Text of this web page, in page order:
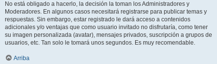
No está obligado a hacerlo, la decisión la toman los Administradores y
Moderadores. En algunos casos necesitará registrarse para publicar temas y
respuestas. Sin embargo, estar registrado le dará acceso a contenidos
adicionales y/o ventajas que como usuario invitado no disfrutaría, como tener
su imagen personalizada (avatar), mensajes privados, suscripción a grupos de
usuarios, etc. Tan solo le tomará unos segundos. Es muy recomendable.
Arriba